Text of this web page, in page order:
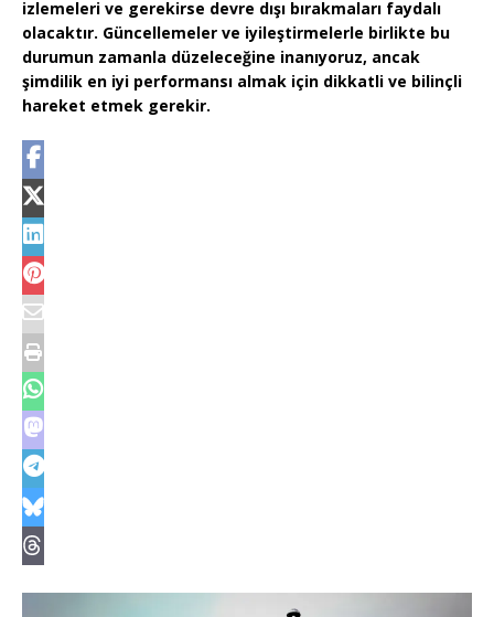
izlemeleri ve gerekirse devre dışı bırakmaları faydalı
olacaktır. Güncellemeler ve iyileştirmelerle birlikte bu
durumun zamanla düzeleceğine inanıyoruz, ancak
şimdilik en iyi performansı almak için dikkatli ve bilinçli
hareket etmek gerekir.